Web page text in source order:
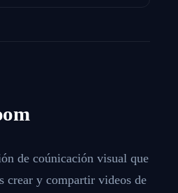
de coúnicación visual que
crear y compartir videos de